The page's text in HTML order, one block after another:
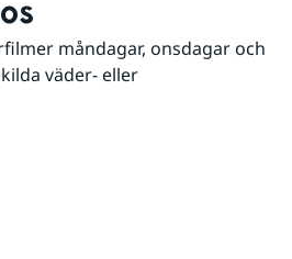
måndagar, onsdagar och
väder- eller